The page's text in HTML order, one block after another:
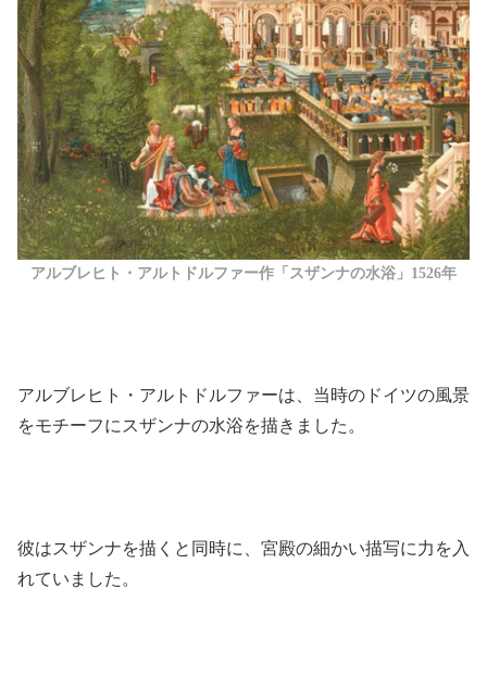
アルブレヒト・アルトドルファー作「スザンナの水浴」1526年
アルブレヒト・アルトドルファーは、当時のドイツの風景
をモチーフにスザンナの水浴を描きました。
彼はスザンナを描くと同時に、宮殿の細かい描写に力を入
れていました。